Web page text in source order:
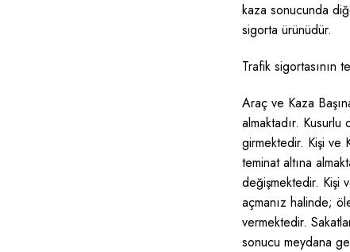
kaza sonucunda
sigorta ürünüdür.
Trafik sigortasının
Araç ve Kaza
almaktadır.
girmektedir. Kişi ve
teminat altına
değişmektedir. Kişi
açmanız halinde;
vermektedir.
sonucu meydana